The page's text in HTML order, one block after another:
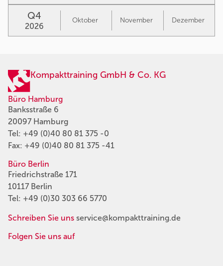
Q4
2026
Oktober November Dezember
Kompakttraining GmbH & Co. KG
Büro Hamburg
Banksstraße 6
20097 Hamburg
Tel: +49 (0)40 80 81 375 -0
Fax: +49 (0)40 80 81 375 -41
Büro Berlin
Friedrichstraße 171
10117 Berlin
Tel: +49 (0)30 303 66 5770
Schreiben Sie uns service@kompakttraining.de
Folgen Sie uns auf